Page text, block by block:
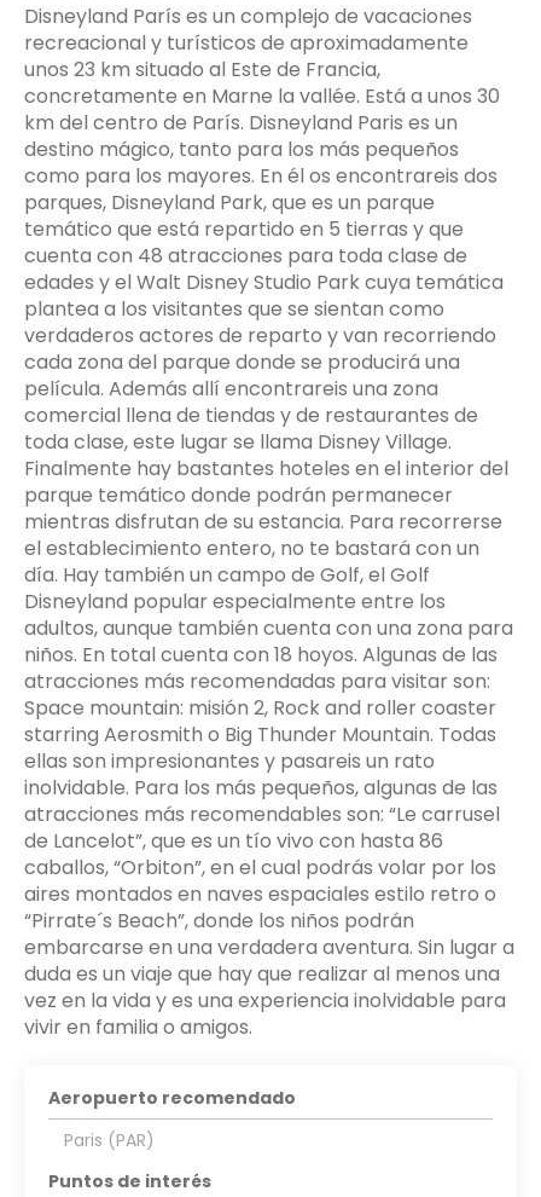
Disneyland París es un complejo de vacaciones
recreacional y turísticos de aproximadamente
unos 23 km situado al Este de Francia,
concretamente en Marne la vallée. Está a unos 30
km del centro de París. Disneyland Paris es un
destino mágico, tanto para los más pequeños
como para los mayores. En él os encontrareis dos
parques, Disneyland Park, que es un parque
temático que está repartido en 5 tierras y que
cuenta con 48 atracciones para toda clase de
edades y el Walt Disney Studio Park cuya temática
plantea a los visitantes que se sientan como
verdaderos actores de reparto y van recorriendo
cada zona del parque donde se producirá una
película. Además allí encontrareis una zona
comercial llena de tiendas y de restaurantes de
toda clase, este lugar se llama Disney Village.
Finalmente hay bastantes hoteles en el interior del
parque temático donde podrán permanecer
mientras disfrutan de su estancia. Para recorrerse
el establecimiento entero, no te bastará con un
día. Hay también un campo de Golf, el Golf
Disneyland popular especialmente entre los
adultos, aunque también cuenta con una zona para
niños. En total cuenta con 18 hoyos. Algunas de las
atracciones más recomendadas para visitar son:
Space mountain: misión 2, Rock and roller coaster
starring Aerosmith o Big Thunder Mountain. Todas
ellas son impresionantes y pasareis un rato
inolvidable. Para los más pequeños, algunas de las
atracciones más recomendables son: “Le carrusel
de Lancelot”, que es un tío vivo con hasta 86
caballos, “Orbiton”, en el cual podrás volar por los
aires montados en naves espaciales estilo retro o
“Pirrate´s Beach”, donde los niños podrán
embarcarse en una verdadera aventura. Sin lugar a
duda es un viaje que hay que realizar al menos una
vez en la vida y es una experiencia inolvidable para
vivir en familia o amigos.
Aeropuerto recomendado
Paris (PAR)
Puntos de interés